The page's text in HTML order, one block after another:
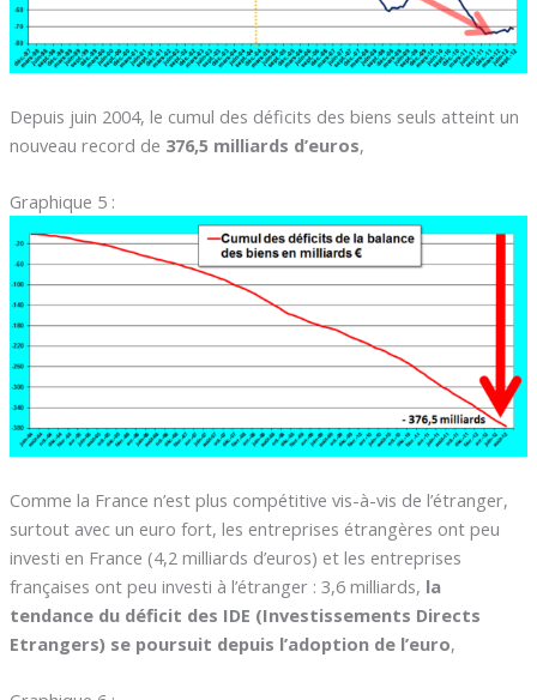
Depuis juin 2004, le cumul des déficits des biens seuls atteint un
nouveau record de 376,5 milliards d’euros,
Graphique 5 :
Comme la France n’est plus compétitive vis-à-vis de l’étranger,
surtout avec un euro fort, les entreprises étrangères ont peu
investi en France (4,2 milliards d’euros) et les entreprises
françaises ont peu investi à l’étranger : 3,6 milliards, la
tendance du déficit des IDE (Investissements Directs
Etrangers) se poursuit depuis l’adoption de l’euro,